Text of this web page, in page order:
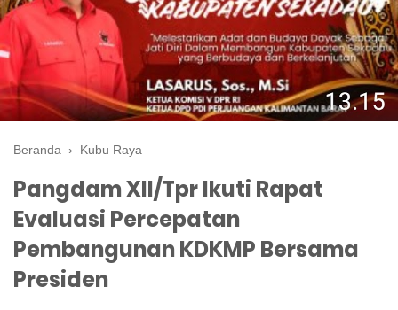
Beranda › Kubu Raya
Pangdam XII/Tpr Ikuti Rapat
Evaluasi Percepatan
Pembangunan KDKMP Bersama
Presiden